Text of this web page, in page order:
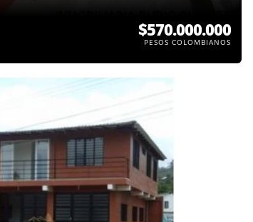
$570.000.000
PESOS COLOMBIANOS